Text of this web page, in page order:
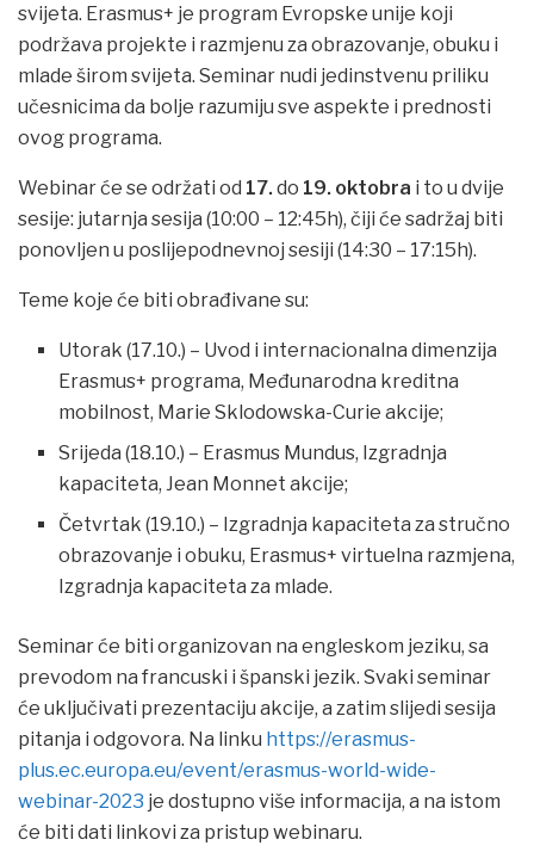
svijeta. Erasmus+ je program Evropske unije koji
podržava projekte i razmjenu za obrazovanje, obuku i
mlade širom svijeta. Seminar nudi jedinstvenu priliku
učesnicima da bolje razumiju sve aspekte i prednosti
ovog programa.
Webinar će se održati od 17. do 19. oktobra i to u dvije
sesije: jutarnja sesija (10:00 – 12:45h), čiji će sadržaj biti
ponovljen u poslijepodnevnoj sesiji (14:30 – 17:15h).
Teme koje će biti obrađivane su:
Utorak (17.10.) – Uvod i internacionalna dimenzija
Erasmus+ programa, Međunarodna kreditna
mobilnost, Marie Sklodowska-Curie akcije;
Srijeda (18.10.) – Erasmus Mundus, Izgradnja
kapaciteta, Jean Monnet akcije;
Četvrtak (19.10.) – Izgradnja kapaciteta za stručno
obrazovanje i obuku, Erasmus+ virtuelna razmjena,
Izgradnja kapaciteta za mlade.
Seminar će biti organizovan na engleskom jeziku, sa
prevodom na francuski i španski jezik. Svaki seminar
će uključivati prezentaciju akcije, a zatim slijedi sesija
pitanja i odgovora. Na linku https://erasmus-
plus.ec.europa.eu/event/erasmus-world-wide-
webinar-2023 je dostupno više informacija, a na istom
će biti dati linkovi za pristup webinaru.